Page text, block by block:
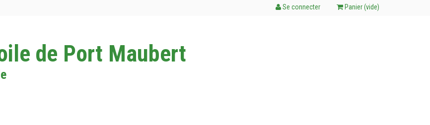
Se connecter Panier (vide)
de Port Maubert